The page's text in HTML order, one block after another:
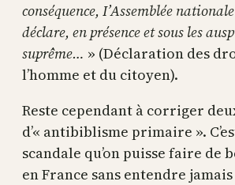
conséquence, I’Assemblée
déclare, en présence et sous les
suprême… » (Déclaration des
l’homme et du citoyen).
Reste cependant à corriger
d’« antibiblisme primaire ».
scandale qu’on puisse faire de
en France sans entendre